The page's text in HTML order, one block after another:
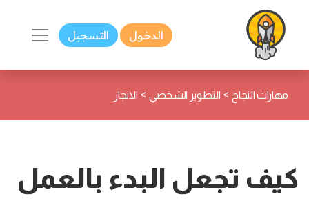
الدخول التسجيل
مهارات النجاح > التطوير الشخصي > الانجاز
كيف تجعل البدء بالعمل